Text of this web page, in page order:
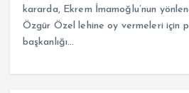
kararda, Ekrem İmamoğlu’nun
Özgür Özel lehine oy vermeleri için
başkanlığı…